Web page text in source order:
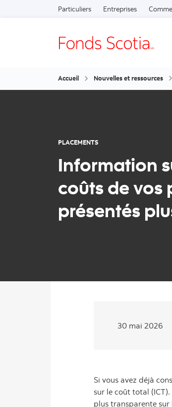
Particuliers Entreprises
Accueil Nouvelles et ressources
PLACEMENTS
Information
coûts de vos
présentés
30 mai 2026
Si vous avez déjà
sur le coût total
plus transparente sur